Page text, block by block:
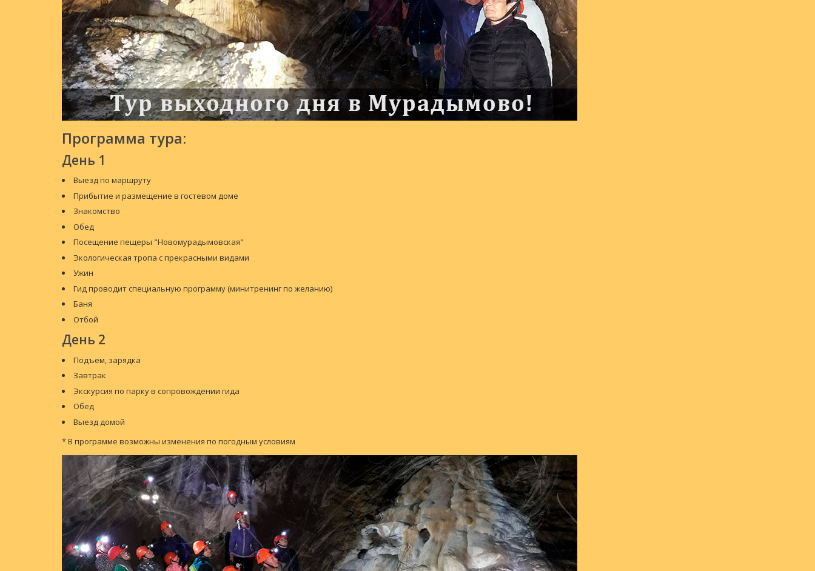
Программа тура:
День 1
Выезд по маршруту
Прибытие и размещение в гостевом доме
Знакомство
Обед
Посещение пещеры "Новомурадымовская"
Экологическая тропа с прекрасными видами
Ужин
Гид проводит специальную программу (минитренинг по желанию)
Баня
Отбой
День 2
Подъем, зарядка
Завтрак
Экскурсия по парку в сопровождении гида
Обед
Выезд домой
* В программе возможны изменения по погодным условиям